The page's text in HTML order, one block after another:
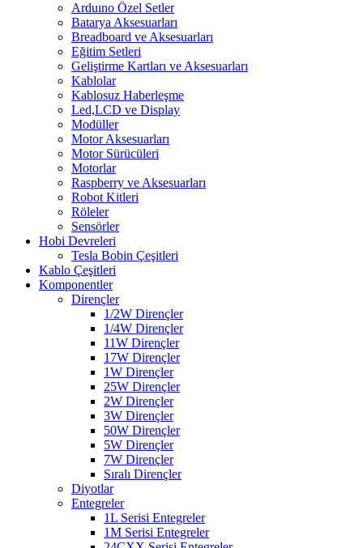
Arduıno Özel Setler
Batarya Aksesuarları
Breadboard ve Aksesuarları
Eğitim Setleri
Geliştirme Kartları ve Aksesuarları
Kablolar
Kablosuz Haberleşme
Led,LCD ve Display
Modüller
Motor Aksesuarları
Motor Sürücüleri
Motorlar
Raspberry ve Aksesuarları
Robot Kitleri
Röleler
Sensörler
Hobi Devreleri
Tesla Bobin Çeşitleri
Kablo Çeşitleri
Komponentler
Dirençler
1/2W Dirençler
1/4W Dirençler
11W Dirençler
17W Dirençler
1W Dirençler
25W Dirençler
2W Dirençler
3W Dirençler
50W Dirençler
5W Dirençler
7W Dirençler
Sıralı Dirençler
Diyotlar
Entegreler
1L Serisi Entegreler
1M Serisi Entegreler